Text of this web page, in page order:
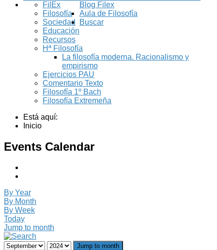
Blog Filex
FilEx
Filosofía
Sociedad
Educación
Recursos
Aula de Filosofía
Hª Filosofía
La filosofía moderna. Racionalismo y
empirismo
Ejercicios PAU
Comentario Texto
Filosofía 1º Bach
Filosofía Extremeña
Buscar
Está aquí:
Inicio
Events Calendar
By Year
By Month
By Week
Today
Jump to month
Jump to month